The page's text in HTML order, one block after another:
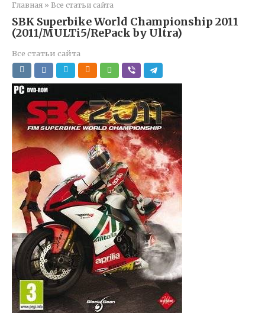
Главная » Все статьи сайта
SBK Superbike World Championship 2011
(2011/MULTi5/RePack by Ultra)
Все статьи сайта